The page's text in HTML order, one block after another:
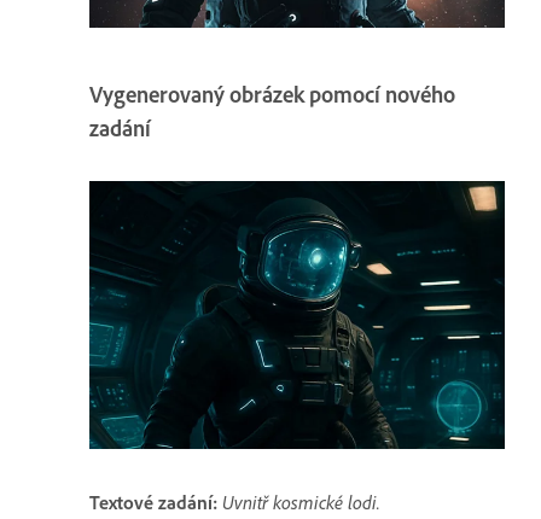
Vygenerovaný obrázek pomocí nového
zadání
Textové zadání: Uvnitř kosmické lodi.